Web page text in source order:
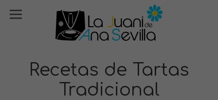
Recetas de Tartas
Tradicional